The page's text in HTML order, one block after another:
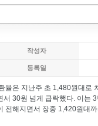
작성자
등록일
율은 지난주 초 1,480원대로
서 30원 넘게 급락했다. 이는
전해지면서 장중 1,420원대